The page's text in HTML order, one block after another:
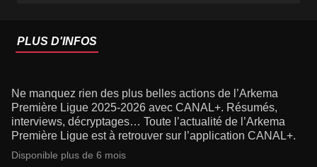
PLUS D'INFOS
Ne manquez rien des plus belles actions de l’Arkema
Première Ligue 2025-2026 avec CANAL+. Résumés,
interviews, décryptages… Toute l’actualité de l’Arkema
Première Ligue est à retrouver sur l’application CANAL+.
Disponible plus de 6 mois